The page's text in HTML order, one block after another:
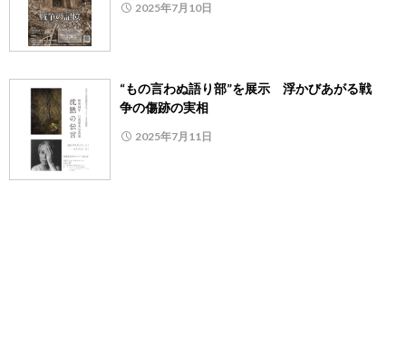
2025年7月10日
“もの言わぬ語り部”を展示 浮かびあがる戦
争の傷跡の実相
2025年7月11日